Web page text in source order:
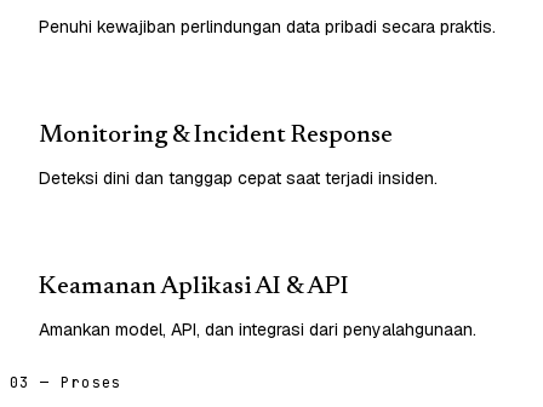
Penuhi kewajiban perlindungan data pribadi secara praktis.
Monitoring & Incident Response
Deteksi dini dan tanggap cepat saat terjadi insiden.
Keamanan Aplikasi AI & API
Amankan model, API, dan integrasi dari penyalahgunaan.
03 — Proses